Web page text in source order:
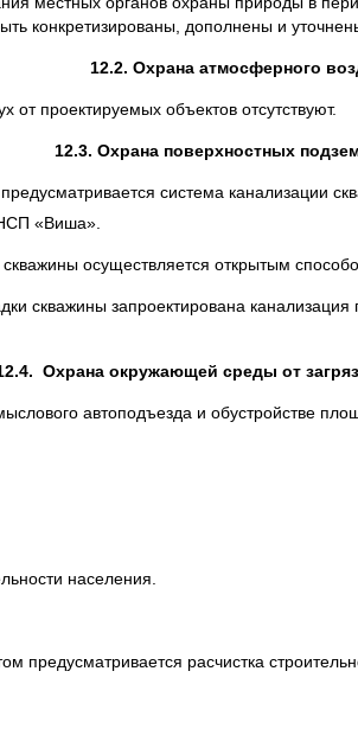
конкретизированы, дополнены и
12.2. Охрана атмосферного
проектируемых объектов отсутствуют.
12.3. Охрана поверхностных
система канализации
«Виша».
осуществляется открытым
скважины запроектирована
Охрана окружающей среды от
автоподъезда и обустройстве
населения.
предусматривается расчистка